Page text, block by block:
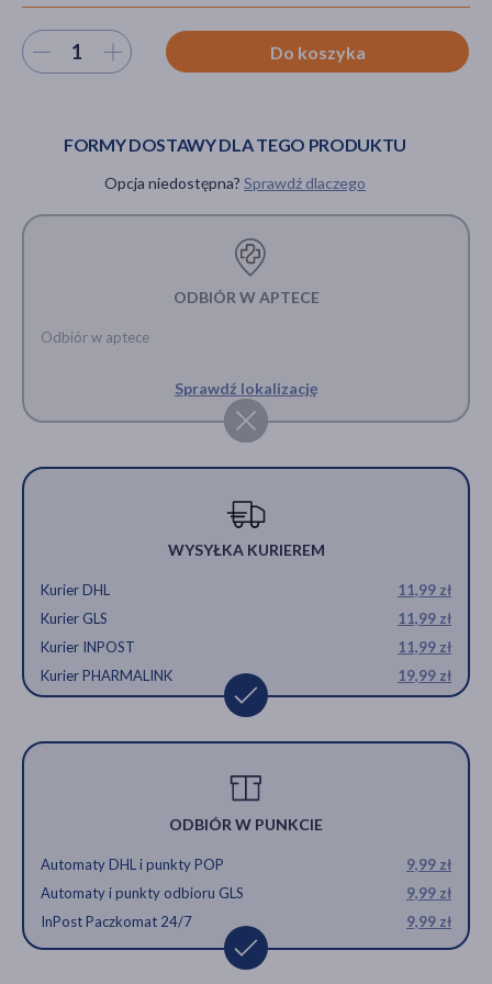
Wybierz ilość Do koszyka
FORMY DOSTAWY DLA TEGO PRODUKTU
Opcja niedostępna? Sprawdź dlaczego
ODBIÓR W APTECE
Odbiór w aptece
Sprawdź lokalizację
WYSYŁKA KURIEREM
Kurier DHL
11,99 zł
Kurier GLS
11,99 zł
Kurier INPOST
11,99 zł
Kurier PHARMALINK
19,99 zł
ODBIÓR W PUNKCIE
Automaty DHL i punkty POP
9,99 zł
Automaty i punkty odbioru GLS
9,99 zł
InPost Paczkomat 24/7
9,99 zł